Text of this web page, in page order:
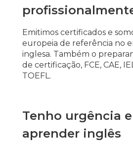
Emitimos certificados e
europeia de referência no
inglesa. Também o
de certificação, FCE, CAE,
TOEFL.
Tenho urgência
aprender inglês